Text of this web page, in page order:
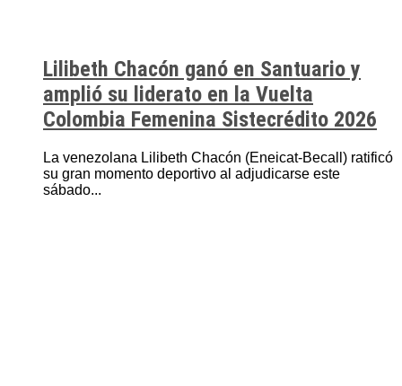
Lilibeth Chacón ganó en Santuario y
amplió su liderato en la Vuelta
Colombia Femenina Sistecrédito 2026
La venezolana Lilibeth Chacón (Eneicat-Becall) ratificó
su gran momento deportivo al adjudicarse este
sábado...